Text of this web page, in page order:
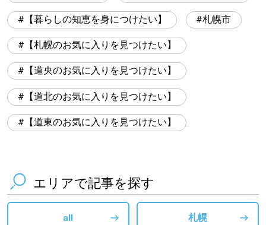
【暮らしの知恵を身につけたい】 札幌市
【札幌のお気に入りを見つけたい】
【道央のお気に入りを見つけたい】
【道北のお気に入りを見つけたい】
【道東のお気に入りを見つけたい】
エリアで記事を探す
all 札幌